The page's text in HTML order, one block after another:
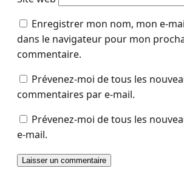
Enregistrer mon nom, mon e-
dans le navigateur pour mon
commentaire.
Prévenez-moi de tous les
commentaires par e-mail.
Prévenez-moi de tous les
e-mail.